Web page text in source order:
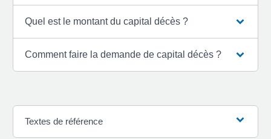
Quel est le montant du capital décès ?
Comment faire la demande de capital décès ?
Textes de référence